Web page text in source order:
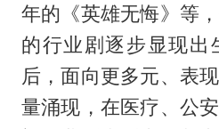
年的《英雄无悔》等
的行业剧逐步显现出
后，面向更多元、表
量涌现，在医疗、公